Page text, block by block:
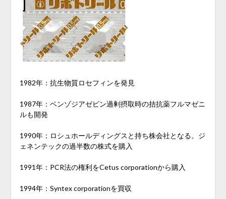
1982年：抗生物質ロセフィンを発見
1987年：ベンゾジアゼピン過剰摂取時の拮抗薬フルマゼニ
ルも開発
1990年：ロシュホールディングスと持ち株会社となる。ジ
ェネンテックの過半数の株式を購入
1991年：PCR法の権利をCetus corporationから購入
1994年：Syntex corporationを買収